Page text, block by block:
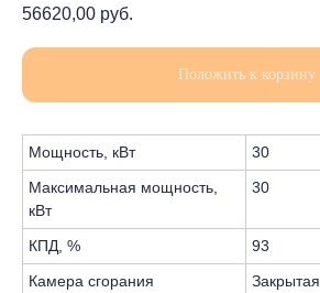
56620,00 руб.
Положить к корзину
Мощность, кВт
30
Максимальная мощность,
кВт
30
КПД, %
93
Камера сгорания
Закрытая